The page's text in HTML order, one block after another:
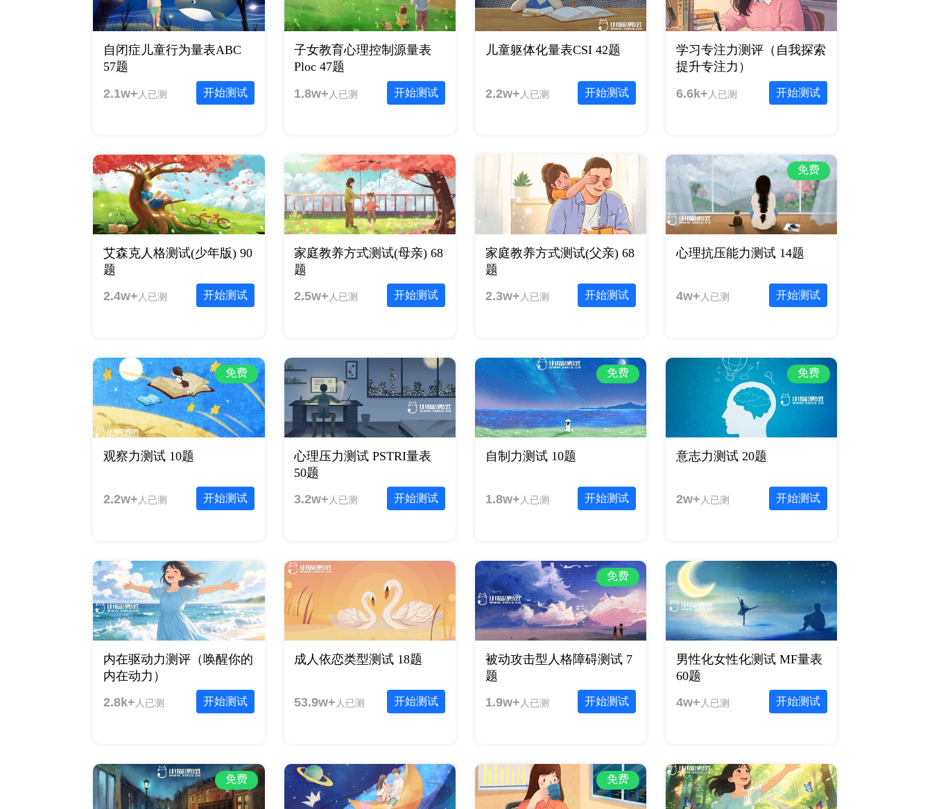
自闭症儿童行为量表ABC
57题
开始测试
2.1w+ 人已测
子女教育心理控制源量表
Ploc 47题
开始测试
1.8w+ 人已测
儿童躯体化量表CSI 42题
开始测试
2.2w+ 人已测
学习专注力测评（自我探索
提升专注力）
开始测试
6.6k+ 人已测
艾森克人格测试(少年版) 90
题
开始测试
2.4w+ 人已测
家庭教养方式测试(母亲) 68
题
开始测试
2.5w+ 人已测
家庭教养方式测试(父亲) 68
题
开始测试
2.3w+ 人已测
免费
心理抗压能力测试 14题
开始测试
4w+ 人已测
免费
观察力测试 10题
开始测试
2.2w+ 人已测
心理压力测试 PSTRI量表
50题
开始测试
3.2w+ 人已测
免费
自制力测试 10题
开始测试
1.8w+ 人已测
免费
意志力测试 20题
开始测试
2w+ 人已测
内在驱动力测评（唤醒你的
内在动力）
开始测试
2.8k+ 人已测
成人依恋类型测试 18题
开始测试
53.9w+ 人已测
免费
被动攻击型人格障碍测试 7
题
开始测试
1.9w+ 人已测
男性化女性化测试 MF量表
60题
开始测试
4w+ 人已测
免费 免费